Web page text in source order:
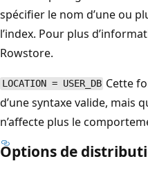
spécifier le nom d’une ou
l’index. Pour plus
Rowstore.
LOCATION = USER_DB Cette
d’une syntaxe valide, mais
n’affecte plus le
Options de